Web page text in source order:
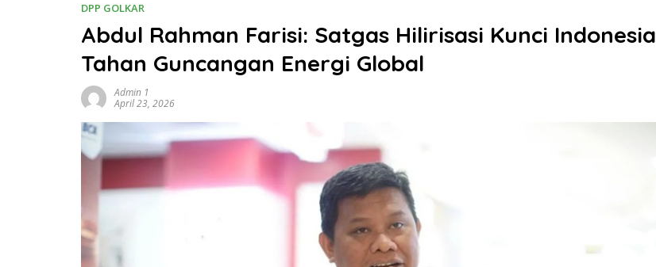
DPP GOLKAR
Abdul Rahman Farisi: Satgas Hilirisasi Kunci Indonesia
Tahan Guncangan Energi Global
Admin 1
April 23, 2026